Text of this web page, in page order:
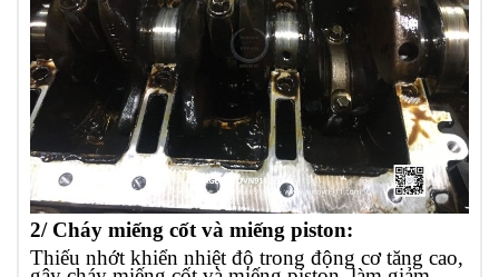
2/ Cháy miếng cốt và miếng piston:
Thiếu nhớt khiển nhiệt độ trong động cơ tăng cao,